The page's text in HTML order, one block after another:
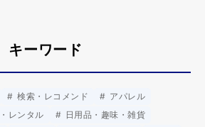
キーワード
検索・レコメンド
アパレル
レンタル
日用品・趣味・雑貨